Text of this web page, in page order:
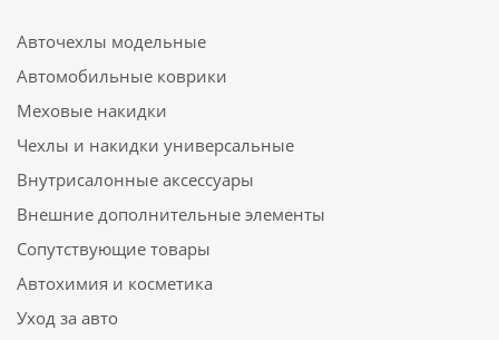
Авточехлы модельные
Автомобильные коврики
Меховые накидки
Чехлы и накидки универсальные
Внутрисалонные аксессуары
Внешние дополнительные элементы
Сопутствующие товары
Автохимия и косметика
Уход за авто